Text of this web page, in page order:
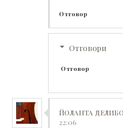
Отговор
Отговори
Отговор
ЙОЛАНТА
22:06